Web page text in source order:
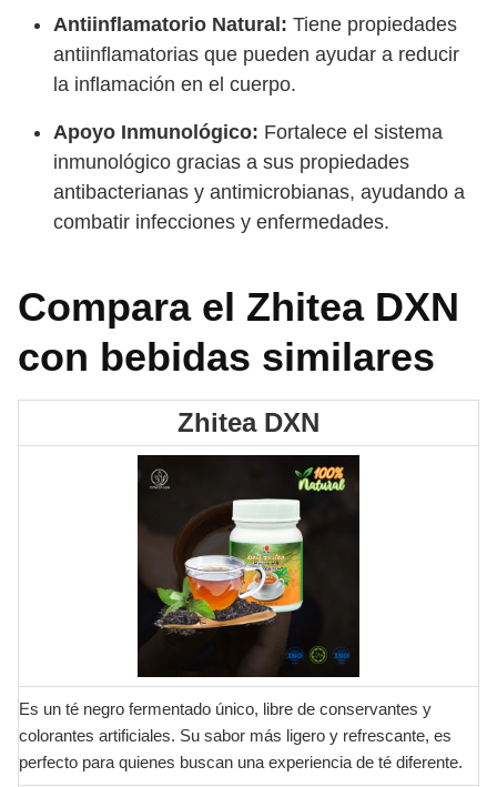
Antiinflamatorio Natural: Tiene propiedades
antiinflamatorias que pueden ayudar a reducir
la inflamación en el cuerpo.
Apoyo Inmunológico: Fortalece el sistema
inmunológico gracias a sus propiedades
antibacterianas y antimicrobianas, ayudando a
combatir infecciones y enfermedades.
Compara el Zhitea DXN
con bebidas similares
Zhitea DXN
Es un té negro fermentado único, libre de conservantes y
colorantes artificiales. Su sabor más ligero y refrescante, es
perfecto para quienes buscan una experiencia de té diferente.